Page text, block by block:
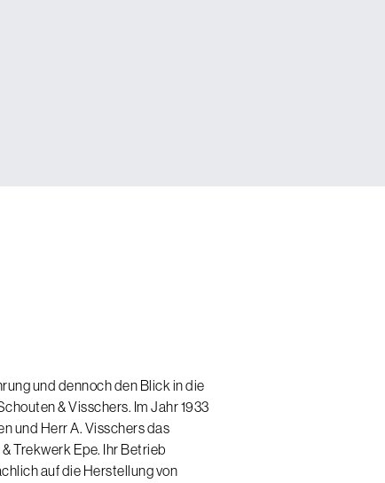
und dennoch den Blick in die
& Visschers. Im Jahr 1933
und Herr A. Visschers das
Trekwerk Epe. Ihr Betrieb
auf die Herstellung von